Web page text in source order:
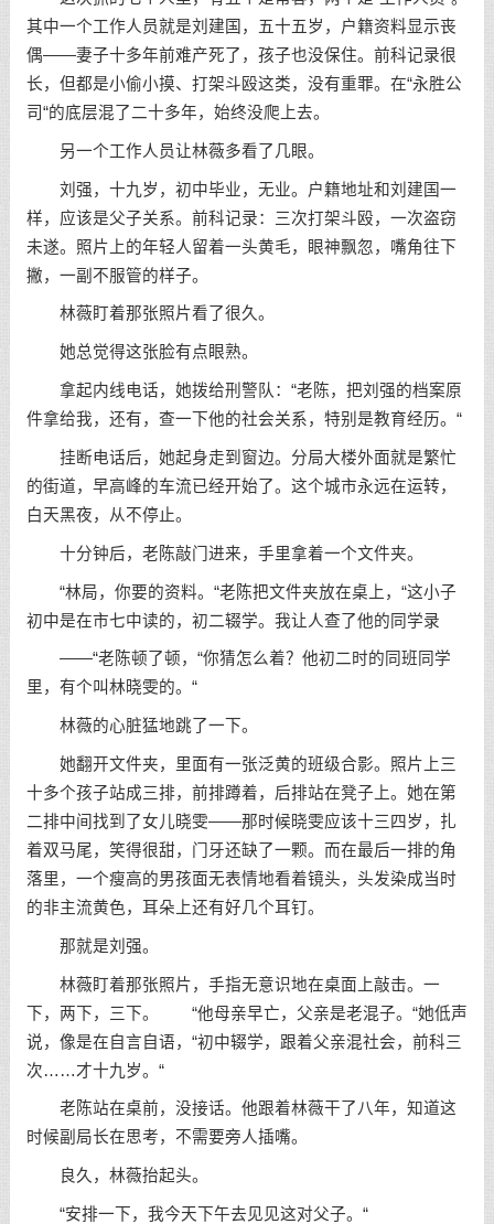
其中一个工作人员就是刘建国，五十五岁，户籍资料显示丧
偶——妻子十多年前难产死了，孩子也没保住。前科记录很
长，但都是小偷小摸、打架斗殴这类，没有重罪。在“永胜公
司“的底层混了二十多年，始终没爬上去。
另一个工作人员让林薇多看了几眼。
刘强，十九岁，初中毕业，无业。户籍地址和刘建国一
样，应该是父子关系。前科记录：三次打架斗殴，一次盗窃
未遂。照片上的年轻人留着一头黄毛，眼神飘忽，嘴角往下
撇，一副不服管的样子。
林薇盯着那张照片看了很久。
她总觉得这张脸有点眼熟。
拿起内线电话，她拨给刑警队：“老陈，把刘强的档案原
件拿给我，还有，查一下他的社会关系，特别是教育经历。“
挂断电话后，她起身走到窗边。分局大楼外面就是繁忙
的街道，早高峰的车流已经开始了。这个城市永远在运转，
白天黑夜，从不停止。
十分钟后，老陈敲门进来，手里拿着一个文件夹。
“林局，你要的资料。“老陈把文件夹放在桌上，“这小子
初中是在市七中读的，初二辍学。我让人查了他的同学录
——“老陈顿了顿，“你猜怎么着？他初二时的同班同学
里，有个叫林晓雯的。“
林薇的心脏猛地跳了一下。
她翻开文件夹，里面有一张泛黄的班级合影。照片上三
十多个孩子站成三排，前排蹲着，后排站在凳子上。她在第
二排中间找到了女儿晓雯——那时候晓雯应该十三四岁，扎
着双马尾，笑得很甜，门牙还缺了一颗。而在最后一排的角
落里，一个瘦高的男孩面无表情地看着镜头，头发染成当时
的非主流黄色，耳朵上还有好几个耳钉。
那就是刘强。
林薇盯着那张照片，手指无意识地在桌面上敲击。一
下，两下，三下。 “他母亲早亡，父亲是老混子。“她低声
说，像是在自言自语，“初中辍学，跟着父亲混社会，前科三
次……才十九岁。“
老陈站在桌前，没接话。他跟着林薇干了八年，知道这
时候副局长在思考，不需要旁人插嘴。
良久，林薇抬起头。
“安排一下，我今天下午去见见这对父子。“